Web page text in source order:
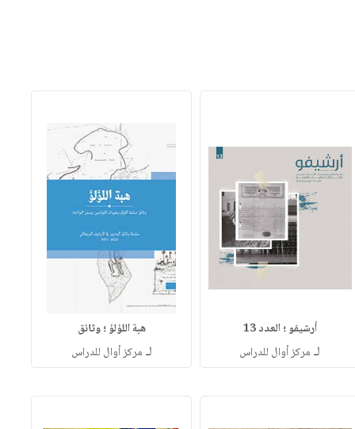
أرشيفو ؛ العدد 13
لـ مركز أوال للدراس
هبة اللؤلؤ ؛ وثائق
لـ مركز أوال للدراس